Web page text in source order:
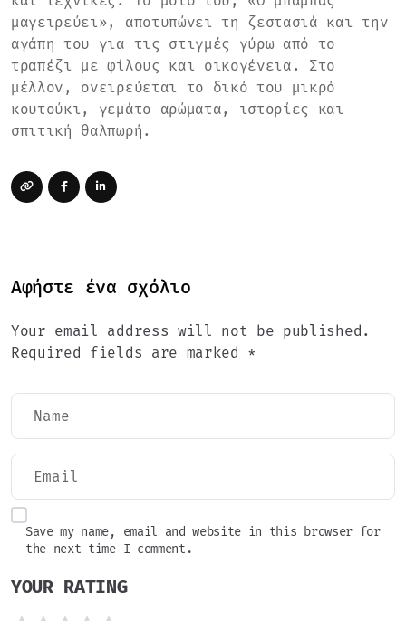
μαγειρεύει», αποτυπώνει τη ζεστασιά και την
αγάπη του για τις στιγμές γύρω από το
τραπέζι με φίλους και οικογένεια. Στο
μέλλον, ονειρεύεται το δικό του μικρό
κουτούκι, γεμάτο αρώματα, ιστορίες και
σπιτική θαλπωρή.
Αφήστε ένα σχόλιο
Your email address will not be published.
Required fields are marked *
Save my name, email and website in this browser for
the next time I comment.
YOUR RATING